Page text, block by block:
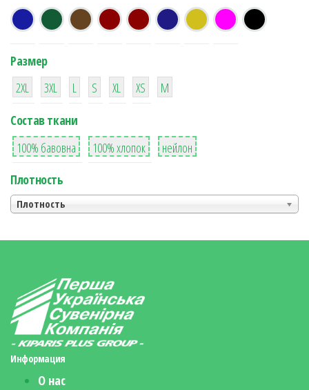
Размер
38
2XL
16
3XL
42
L
42
S
42
XL XS
М
Состав ткани
8
100% бавовна
36
100% хлопок
2
нейлон
Плотность
Плотность
Информация
О нас